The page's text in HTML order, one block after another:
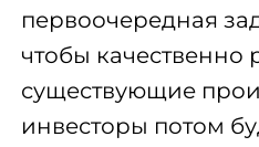
первоочередная
чтобы качественно
существующие
инвесторы потом